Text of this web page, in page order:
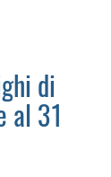
di
al 31